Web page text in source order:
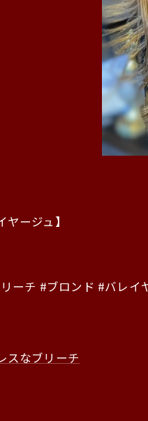
ージュ】
ーチ #ブロンド #バレ
スなブリーチ